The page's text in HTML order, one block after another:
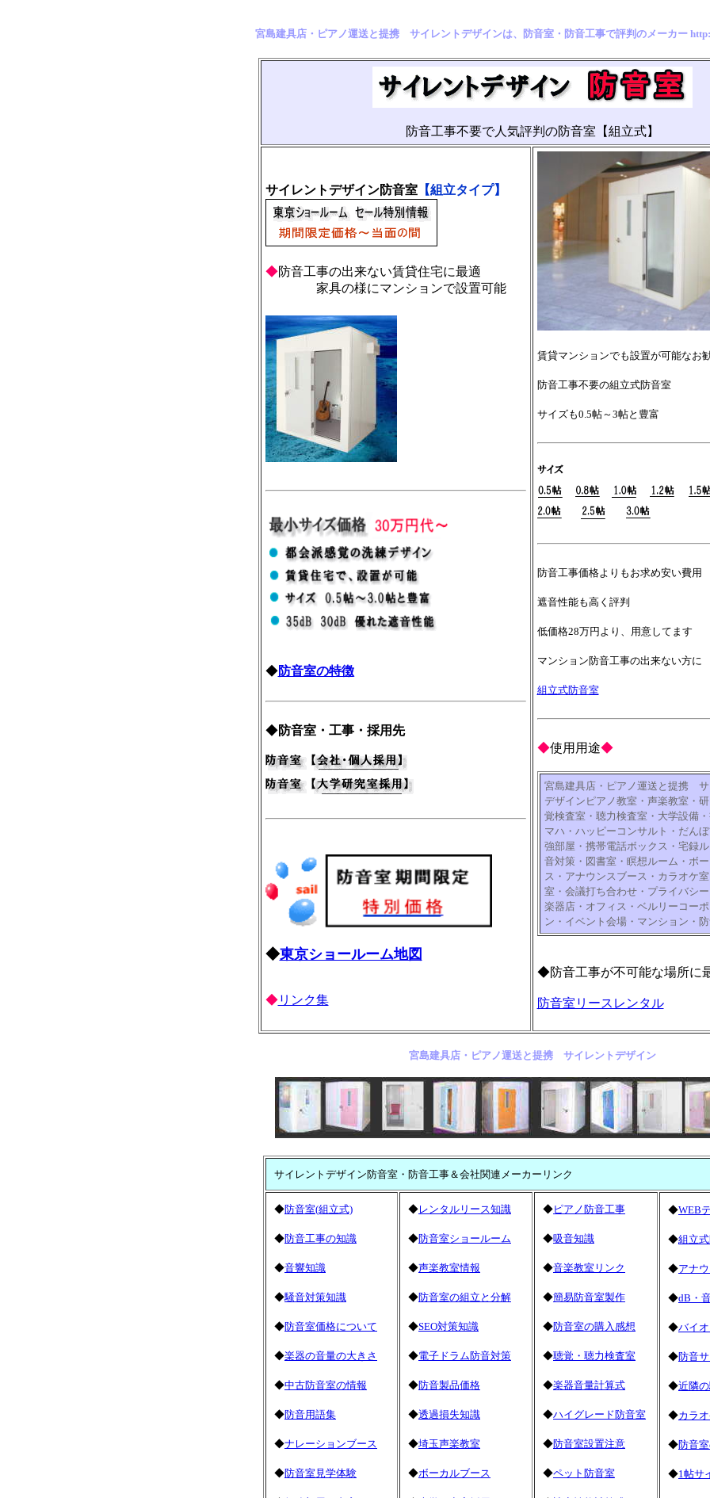
宮島建具店・ピアノ運送と提携 サイレントデザインは、防音室・防音工事で評判のメーカー
防音工事不要で人気評判の防音室【組立式】
サイレントデザイン防音室【組立タイプ】
◆防音工事の出来ない賃貸住宅に最適
家具の様にマンションで設置可能
◆防音室の特徴
◆防音室・工事・採用先
◆東京ショールーム地図
◆リンク集
賃貸マンションでも設置が可能なお
防音工事不要の組立式防音室
サイズも0.5帖～3帖と豊富
防音工事価格よりもお求め安い費用
遮音性能も高く評判
低価格28万円より、用意してます
マンション防音工事の出来ない方に
組立式防音室
◆使用用途◆
宮島建具店・ピアノ運送と提携
デザイン ピアノ教室・声楽教室・
覚検査室・聴力検査室・大学設備
マハ・ハッピーコンサルト・だん
強部屋・携帯電話ボックス・宅録
音対策・図書室・瞑想ルーム・ボ
ス・アナウンスブース・カラオケ
室・会議打ち合わせ・プライバシ
楽器店・オフィス・ベルリーコー
ン・イベント会場・マンション・
◆防音工事が不可能な場所に
防音室リースレンタル
宮島建具店・ピアノ運送と提携 サイレントデザイン
サイレントデザイン防音室・防音工事＆会社関連メーカーリンク
◆防音室(組立式)
◆防音工事の知識
◆音響知識
◆騒音対策知識
◆防音室価格について
◆楽器の音量の大きさ
◆中古防音室の情報
◆防音用語集
◆ナレーションブース
◆防音室見学体験
◆レンタルリース知識
◆防音室ショールーム
◆声楽教室情報
◆防音室の組立と分解
◆SEO対策知識
◆電子ドラム防音対策
◆防音製品価格
◆透過損失知識
◆埼玉声楽教室
◆ボーカルブース
◆ピアノ防音工事
◆吸音知識
◆音楽教室リンク
◆簡易防音室製作
◆防音室の購入感想
◆聴覚・聴力検査室
◆楽器音量計算式
◆ハイグレード防音室
◆防音室設置注意
◆ペット防音室
◆WEB
◆組立
◆アナ
◆dB・
◆バイ
◆防音
◆近隣
◆カラ
◆防音
◆1帖サ